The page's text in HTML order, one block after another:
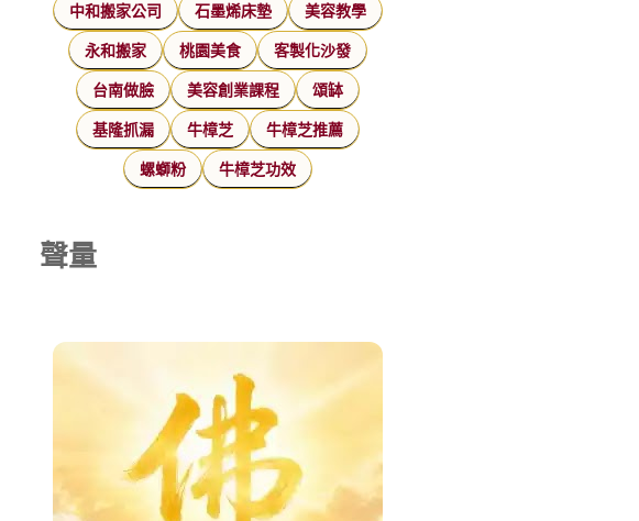
中和搬家公司 石墨烯床墊 美容教學
永和搬家 桃園美食 客製化沙發
台南做臉 美容創業課程 頌缽
基隆抓漏 牛樟芝 牛樟芝推薦
螺螄粉 牛樟芝功效
聲量